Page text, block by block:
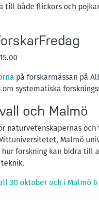
till både flickors och
på forskarmässan på
systematiska
och Malmö
naturvetenskapernas
Malmö
forskning kan bidra till
30 oktober och i Malmö